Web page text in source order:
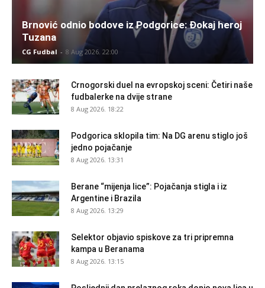
Brnović odnio bodove iz Podgorice: Đokaj heroj
Tuzana
CG Fudbal - 8 Aug 2026. 22:00
Crnogorski duel na evropskoj sceni: Četiri naše
fudbalerke na dvije strane
8 Aug 2026. 18:22
Podgorica sklopila tim: Na DG arenu stiglo još
jedno pojačanje
8 Aug 2026. 13:31
Berane “mijenja lice”: Pojačanja stigla i iz
Argentine i Brazila
8 Aug 2026. 13:29
Selektor objavio spiskove za tri pripremna
kampa u Beranama
8 Aug 2026. 13:15